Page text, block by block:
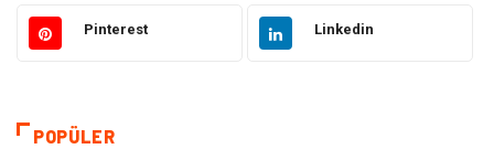
Ulaşım ve Taşımacılık Alışveriş
Gıda
Pinterest Linkedin
POPÜLER